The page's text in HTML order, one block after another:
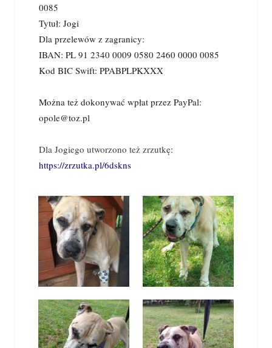
0085
Tytuł: Jogi
Dla przelewów z zagranicy:
IBAN: PL 91 2340 0009 0580 2460 0000 0085
Kod BIC Swift: PPABPLPKXXX
Można też dokonywać wpłat przez PayPal:
opole@toz.pl
Dla Jogiego utworzono też zrzutkę:
https://zrzutka.pl/6dskns